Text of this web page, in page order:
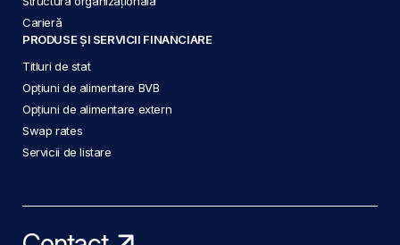
Carieră
PRODUSE ȘI SERVICII FINANCIARE
Titluri de stat
Opțiuni de alimentare BVB
Opțiuni de alimentare extern
Swap rates
Servicii de listare